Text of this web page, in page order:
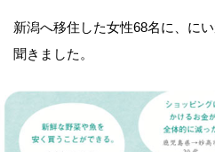
新潟へ移住した女性68名に、に
聞きました。